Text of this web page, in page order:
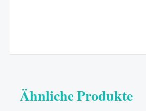
Ähnliche Produkte